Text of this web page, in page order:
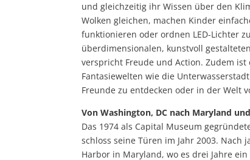
und gleichzeitig ihr Wissen über den
Wolken gleichen, machen Kinder
funktionieren oder ordnen LED-Lichter
überdimensionalen, kunstvoll
verspricht Freude und Action. Zudem
Fantasiewelten wie die
Freunde zu entdecken oder in der Welt
Von Washington, DC nach Maryland
Das 1974 als Capital Museum
schloss seine Türen im Jahr 2003.
Harbor in Maryland, wo es drei Jahre